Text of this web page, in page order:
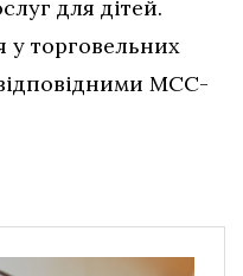
для дітей.
у торговельних
МСС-